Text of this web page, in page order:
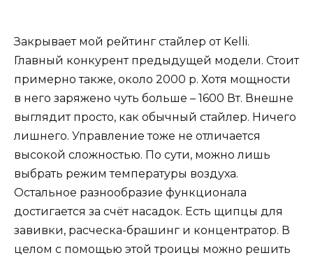
Закрывает мой рейтинг стайлер от Kelli.
Главный конкурент предыдущей модели. Стоит
примерно также, около 2000 р. Хотя мощности
в него заряжено чуть больше – 1600 Вт. Внешне
выглядит просто, как обычный стайлер. Ничего
лишнего. Управление тоже не отличается
высокой сложностью. По сути, можно лишь
выбрать режим температуры воздуха.
Остальное разнообразие функционала
достигается за счёт насадок. Есть щипцы для
завивки, расческа-брашинг и концентратор. В
целом с помощью этой троицы можно решить